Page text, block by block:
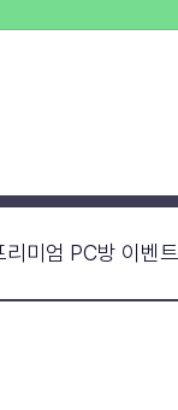
미엄 PC방 이벤